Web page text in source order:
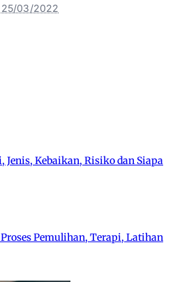
25/03/2022
Kebaikan, Risiko dan Siapa
Pemulihan, Terapi, Latihan